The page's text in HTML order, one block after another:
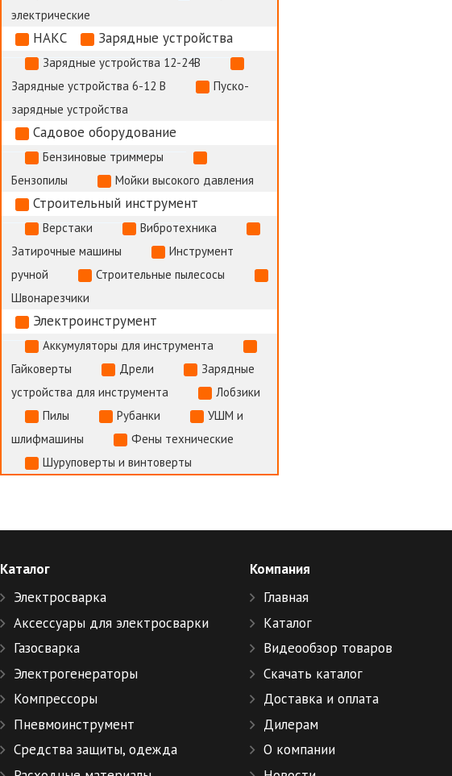
электрические
НАКС Зарядные устройства
Зарядные устройства 12-24В
Зарядные устройства 6-12 В
Пуско-
зарядные устройства
Садовое оборудование
Бензиновые триммеры
Бензопилы
Мойки высокого давления
Строительный инструмент
Верстаки
Вибротехника
Затирочные машины
Инструмент
ручной
Строительные пылесосы
Швонарезчики
Электроинструмент
Аккумуляторы для инструмента
Гайковерты
Дрели
Зарядные
устройства для инструмента
Лобзики
Пилы
Рубанки
УШМ и
шлифмашины
Фены технические
Шуруповерты и винтоверты
Каталог
Электросварка
Аксессуары для электросварки
Газосварка
Электрогенераторы
Компрессоры
Пневмоинструмент
Средства защиты, одежда
Компания
Главная
Каталог
Видеообзор товаров
Скачать каталог
Доставка и оплата
Дилерам
О компании